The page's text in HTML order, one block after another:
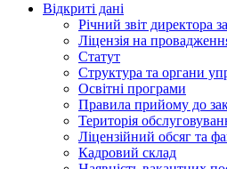
Відкриті дані
Річний звіт директора
Ліцензія на
Статут
Структура та органи
Освiтнi програми
Правила прийому до
Територiя
Ліцензійний обсяг та
Кадровий склад